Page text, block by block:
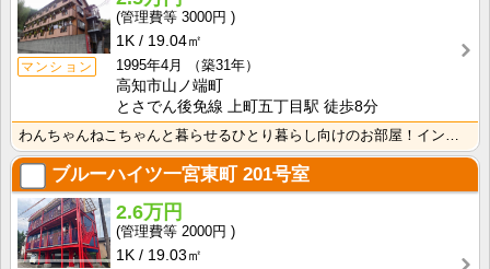
マンション
3000円
1K
19.04㎡
1995年4月
（築31年）
高知市山ノ端町
とさでん後免線 上町五丁目駅 徒歩8分
わんちゃんねこちゃんと暮らせるひとり暮らし向けのお部屋！インターネット月額接続使用無料なので、月々の･･･
ブルーハイツ一宮東町 201号室
2.6万円
2000円
1K
19.03㎡